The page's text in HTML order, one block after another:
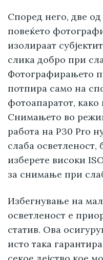
Според него, две
повеќето
изолираат
слика добро при
Фотографирањето
потпира само на
фотоапаратот,
Снимањето во
работа на P30 Pro
слаба осветленост,
изберете високи
за снимање при
Избегнување на
осветленост е
статив. Ова
исто така